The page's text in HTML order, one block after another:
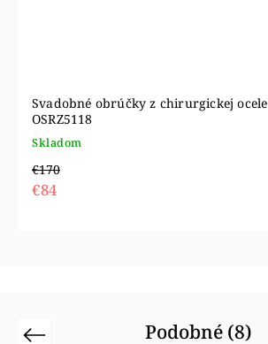
Svadobné obrúčky z chirurgickej ocele
OSRZ5118
Skladom
€170
€84
Podobné (8)
Previous